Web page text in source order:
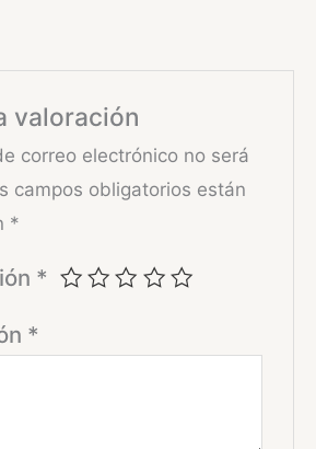
valoración
correo electrónico no será
campos obligatorios están
*
*
*